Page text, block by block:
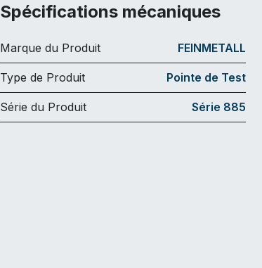
Spécifications mécaniques
Marque du Produit FEINMETALL
Type de Produit Pointe de Test
Série du Produit Série 885